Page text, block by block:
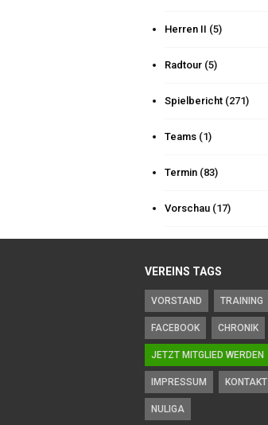
Herren II (5)
Radtour (5)
Spielbericht (271)
Teams (1)
Termin (83)
Vorschau (17)
VEREINS TAGS
VORSTAND TRAINING
FACEBOOK CHRONIK
JETZT MITGLIED WERDEN
IMPRESSUM KONTAKT
NULIGA